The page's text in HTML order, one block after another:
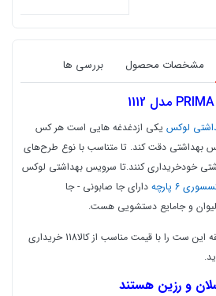
مشخصات محصول بررسی ها
PRIMA مدل 1112
لوکس یکی ازدغدغه هایی است هر کس
بهداشتی دقت کند. تا متناسب با نوع طرح‌های
خودخریداری کنند.تا سرویس بهداشتی لوکس
6 پارچه
دارای جا صابونی - جا
و جامایع دستشویی هست.
شما میتوانید در عرض چند دقیقه این ست را با قیمت مناسب از کالا118 خریداری
و رزین هستند